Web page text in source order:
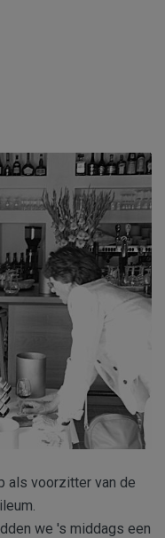
als voorzitter van de
we 's middags een